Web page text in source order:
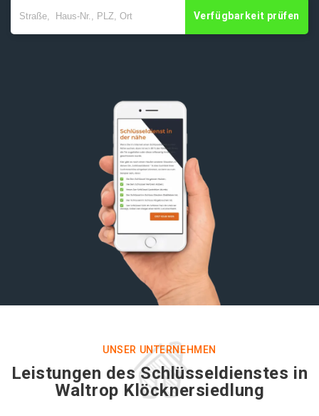
Verfügbarkeit prüfen
UNSER UNTERNEHMEN
Leistungen des Schlüsseldienstes in
Waltrop Klöcknersiedlung